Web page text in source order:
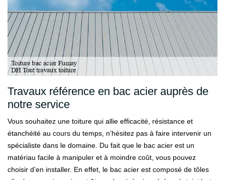
Travaux référence en bac acier auprès de
notre service
Vous souhaitez une toiture qui allie efficacité, résistance et
étanchéité au cours du temps, n’hésitez pas à faire intervenir un
spécialiste dans le domaine. Du fait que le bac acier est un
matériau facile à manipuler et à moindre coût, vous pouvez
choisir d’en installer. En effet, le bac acier est composé de tôles